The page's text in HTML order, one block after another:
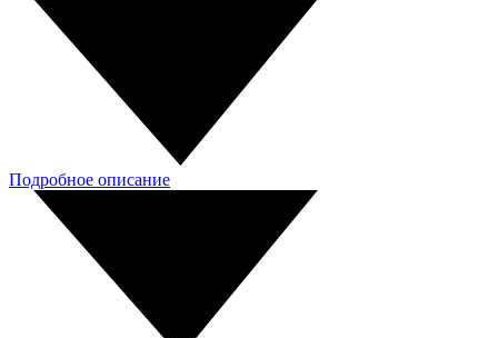
Подробное описание